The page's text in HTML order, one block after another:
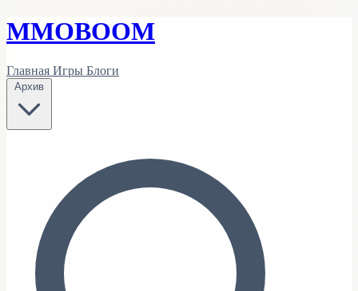
MMOBOOM
Главная Игры Блоги
Архив